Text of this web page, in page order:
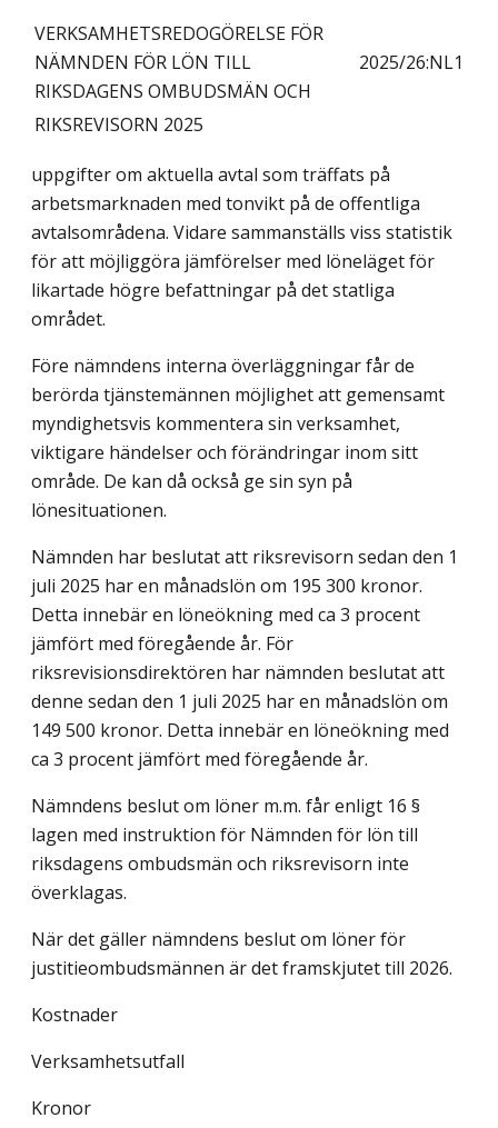
VERKSAMHETSREDOGÖRELSE FÖR
NÄMNDEN FÖR LÖN TILL
RIKSDAGENS OMBUDSMÄN OCH
2025/26:NL1
RIKSREVISORN 2025
uppgifter om aktuella avtal som träffats på
arbetsmarknaden med tonvikt på de offentliga
avtalsområdena. Vidare sammanställs viss statistik
för att möjliggöra jämförelser med löneläget för
likartade högre befattningar på det statliga
området.
Före nämndens interna överläggningar får de
berörda tjänstemännen möjlighet att gemensamt
myndighetsvis kommentera sin verksamhet,
viktigare händelser och förändringar inom sitt
område. De kan då också ge sin syn på
lönesituationen.
Nämnden har beslutat att riksrevisorn sedan den 1
juli 2025 har en månadslön om 195 300 kronor.
Detta innebär en löneökning med ca 3 procent
jämfört med föregående år. För
riksrevisionsdirektören har nämnden beslutat att
denne sedan den 1 juli 2025 har en månadslön om
149 500 kronor. Detta innebär en löneökning med
ca 3 procent jämfört med föregående år.
Nämndens beslut om löner m.m. får enligt 16 §
lagen med instruktion för Nämnden för lön till
riksdagens ombudsmän och riksrevisorn inte
överklagas.
När det gäller nämndens beslut om löner för
justitieombudsmännen är det framskjutet till 2026.
Kostnader
Verksamhetsutfall
Kronor